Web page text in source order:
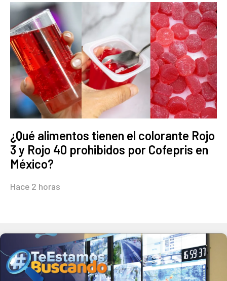
¿Qué alimentos tienen el colorante Rojo
3 y Rojo 40 prohibidos por Cofepris en
México?
Hace 2 horas